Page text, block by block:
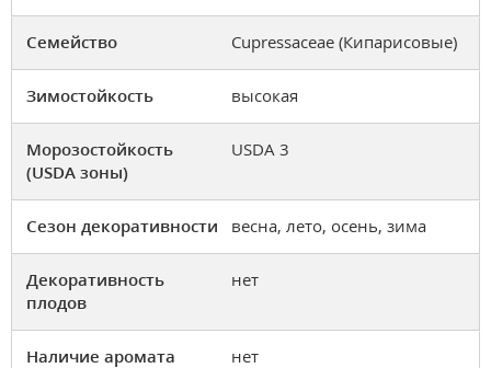
Семейство Cupressaceae (Кипарисовые)
Зимостойкость высокая
Морозостойкость
(USDA зоны)
USDA 3
Сезон декоративности весна, лето, осень, зима
Декоративность
плодов
нет
Наличие аромата нет